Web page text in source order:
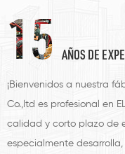
15 AÑOS DE
¡Bienvenidos a nuestra
Co.,ltd es profesional en
calidad y corto plazo de
especialmente